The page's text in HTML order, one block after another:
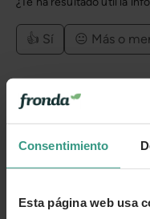
Consentimiento
Esta página web usa
👍 Sí 😐 Más o